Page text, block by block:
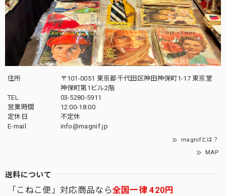
住所
〒101-0051 東京都千代田区神田神保町1-17 東京堂
神保町第1ビル2階
TEL
03-5280-5911
営業時間
12:00-18:00
定休日
不定休
E-mail
info@magnif.jp
magnifとは？
MAP
送料について
「こねこ便」対応商品なら全国一律 420円